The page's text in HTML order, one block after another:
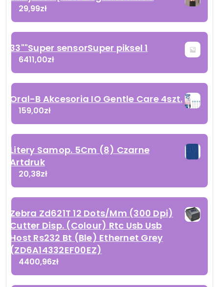
29,99zł
33""Super sensorSuper piksel 1
6411,00zł
Oral-B Akcesoria IO Gentle Care 4szt.
159,00zł
Litery Samop. 5Cm (8) Czarne
Artdruk
20,38zł
Zebra Zd621T 12 Dots/Mm (300 Dpi)
Cutter Disp. (Colour) Rtc Usb Usb
Host Rs232 Bt (Ble) Ethernet Grey
(ZD6A14332EF00EZ)
4400,96zł